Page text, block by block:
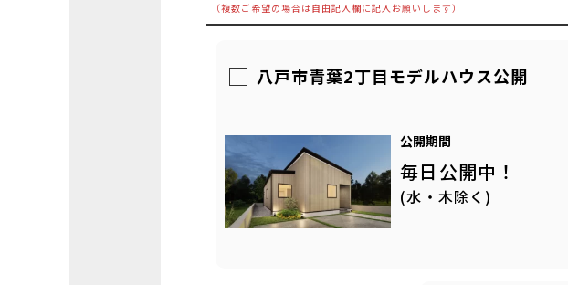
（複数ご希望の場合は自由記入欄に記入お願いします）
八戸市青葉2丁目モデルハウス公開
公開期間
毎日公開中！
(水・木除く)